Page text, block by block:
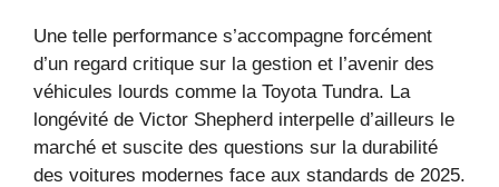
Une telle performance s’accompagne forcément
d’un regard critique sur la gestion et l’avenir des
véhicules lourds comme la Toyota Tundra. La
longévité de Victor Shepherd interpelle d’ailleurs le
marché et suscite des questions sur la durabilité
des voitures modernes face aux standards de 2025.